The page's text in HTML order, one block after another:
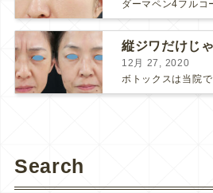
12月 27, 2020
Search